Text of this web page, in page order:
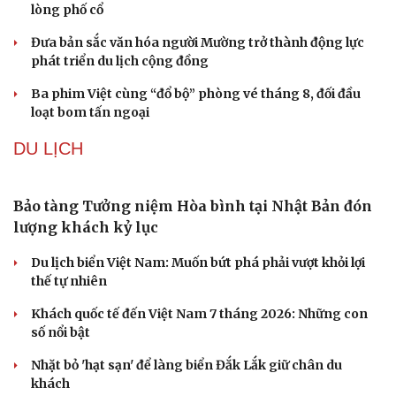
an ninh cho đối tượng 1
Bế mạc Vòng Chung kết Hội thao Công an Nhân dân
năm 2026
Tăng cường tuyên truyền, bảo vệ vững chắc biên giới
Việt Nam – Campuchia
Hải quân Mỹ lần đầu tiên huấn luyện UAV cảm tử tại Hàn
VĂN HÓA
Người trẻ và hành trình đưa di sản “chạm” vào
đương đại
Từ vụ MCK gỡ 19 ca khúc: Không thể gây sốc rồi chỉ xin
lỗi là xong
Hà Nội sắp cải tạo 131 vòm cầu đá: Đánh thức di sản giữa
lòng phố cổ